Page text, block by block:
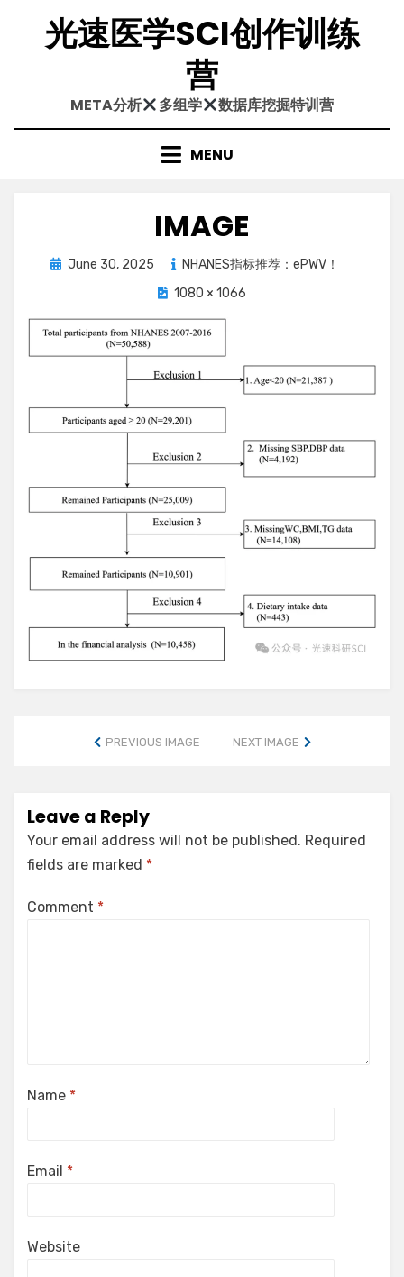
content光速医学SCI创作训练
营
META分析 多组学 数据库挖掘特训营
MENU
IMAGE
Posted
June 30, 2025
NHANES指标推荐：ePWV！
1080 × 1066
PREVIOUS IMAGE NEXT IMAGE
Leave a Reply
Your email address will not be published. Required
fields are marked *
Comment *
Name *
Email *
Website